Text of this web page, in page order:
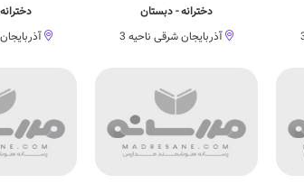
دخترانه - دبستان
آذربایجان شرقی ناحیه 3